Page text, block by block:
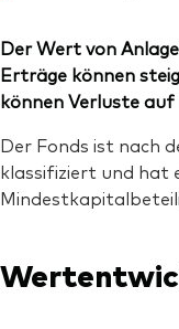
Der Wert von
Erträge können
können Verluste
Der Fonds ist nach
klassifiziert und hat